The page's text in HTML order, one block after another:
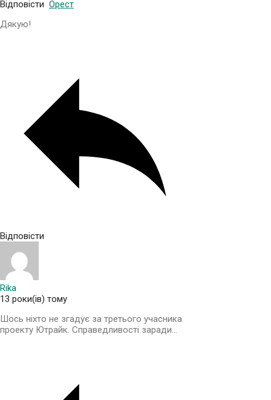
Відповісти Орест
Дякую!
Відповісти
Rika
13 роки(ів) тому
Шось ніхто не згадує за третього учасника
проекту Ютрайк. Справедливості заради…